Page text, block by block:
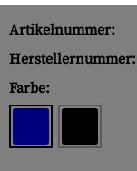
Artikelnummer:
Herstellernummer:
Farbe: